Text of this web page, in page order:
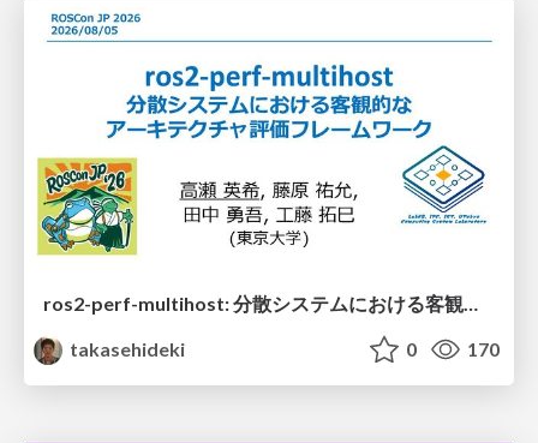
ros2-perf-multihost: 分散システムにおける客観的なアーキテクチャ評価フレームワーク
takasehideki
0 170